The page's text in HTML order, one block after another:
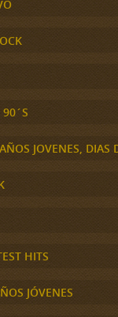
JOVENES, DIAS
HITS
JÓVENES